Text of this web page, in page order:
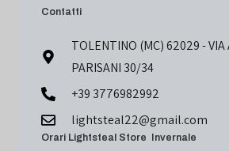
Contatti
TOLENTINO (MC) 62029 - VIA
PARISANI 30/34
+39 3776982992
lightsteal22@gmail.com
Orari Lightsteal Store